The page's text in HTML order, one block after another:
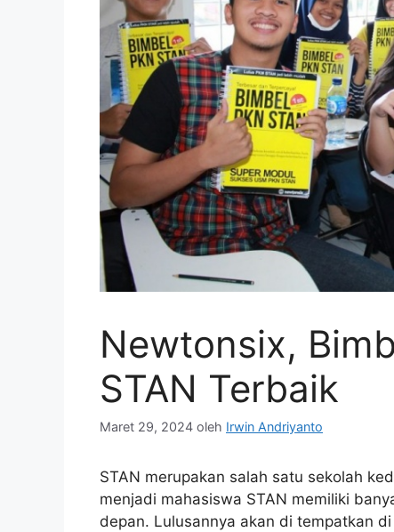
Newtonsix,
STAN Terbaik
Maret 29, 2024 oleh Irwin Andriyanto
STAN merupakan salah satu sekolah
menjadi mahasiswa STAN memiliki
depan. Lulusannya akan di tempatkan